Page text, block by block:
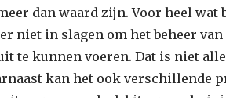
dan waard zijn. Voor heel
niet in slagen om het beheer
te kunnen voeren. Dat is niet
kan het ook verschillende